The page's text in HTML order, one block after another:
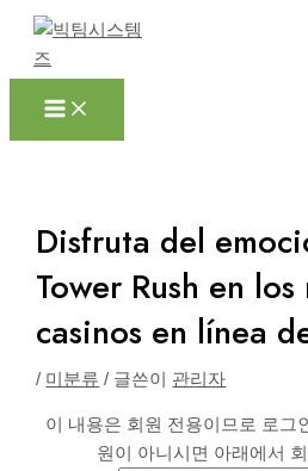
Menu
Disfruta del
Tower Rush en
casinos en línea
/ 미분류 / 글쓴이 관리자
이 내용은 회원 전용이므로 로그
원이 아니시면 아래에서
포
트